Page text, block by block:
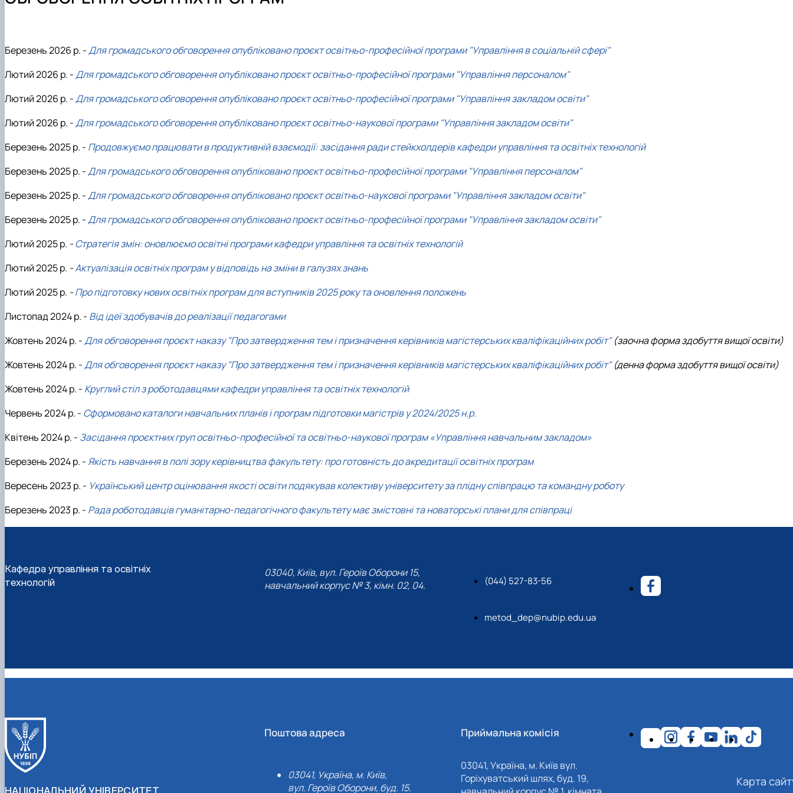
D3 «Менеджмент» ОПП «Управління закладом освіти» - магістратура
Як стати студентом?
Підготовка до ЄВІ
Правила прийому 2026
Управління закладом освіти (професійна)
Електронні навчальні курси
Аспіранти
Науковий гурток
Березень 2026 р. -Для громадського обговорення опубліковано проєкт освітньо-професійної програми "Управління в соціальній сфері"
Лютий 2026 р. -Для громадського обговорення опубліковано проєкт освітньо-професійної програми "Управління персоналом"
Лютий 2026 р. -Для громадського обговорення опубліковано проєкт освітньо-професійної програми "Управління закладом освіти"
Лютий 2026 р. -Для громадського обговорення опубліковано проєкт освітньо-наукової програми "Управління закладом освіти"
Березень 2025 р. - Продовжуємо працювати в продуктивній взаємодії: засідання ради стейкхолдерів кафедри управління та освітніх технологій
Березень 2025 р. -Для громадського обговорення опубліковано проєкт освітньо-професійної програми "Управління персоналом"
Березень 2025 р. -Для громадського обговорення опубліковано проєкт освітньо-наукової програми "Управління закладом освіти"
Березень 2025 р. -Для громадського обговорення опубліковано проєкт освітньо-професійної програми "Управління закладом освіти"
Лютий 2025 р. -Стратегія змін: оновлюємо освітні програми кафедри управління та освітніх технологій
Лютий 2025 р. -Актуалізація освітніх програм у відповідь на зміни в галузях знань
Лютий 2025 р. -Про підготовку нових освітніх програм для вступників 2025 року та оновлення положень
Листопад 2024 р. - Від ідеї здобувачів до реалізації педагогами
Жовтень 2024 р. -Для обговорення проєкт наказу "Про затвердження тем і призначення керівників магістерських кваліфікаційних робіт"(заочна форма здобуття вищої освіти)
Жовтень 2024 р. -Для обговорення проєкт наказу "Про затвердження тем і призначення керівників магістерських кваліфікаційних робіт"(денна форма здобуття вищої освіти)
Жовтень 2024 р. - Круглий стіл з роботодавцями кафедри управління та освітніх технологій
Червень 2024 р. - Сформовано каталоги навчальних планів і програм підготовки магістрів у 2024/2025 н.р.
Квітень 2024 р. - Засідання проєктних груп освітньо-професійної та освітньо-наукової програм «Управління навчальним закладом»
Березень 2024 р. - Якість навчання в полі зору керівництва факультету: про готовність до акредитації освітніх програм
Вересень 2023 р. - Український центр оцінювання якості освіти подякував колективу університету за плідну співпрацю та командну роботу
Березень 2023 р. - Рада роботодавців гуманітарно-педагогічного факультету має змістовні та новаторські плани для співпраці
Кафедра управління та освітніх
технологій
03040, Київ, вул. Героїв Оборони 15,
навчальний корпус № 3, кімн. 02, 04.
(044) 527-83-56
metod_dep@nubip.edu.ua
НАЦІОНАЛЬНИЙ УНІВЕРСИТЕТ
Поштова адреса
03041, Україна, м. Київ,
вул. Героїв Оборони, буд. 15.
Приймальна комісія
03041, Україна, м. Київ вул.
Горіхуватський шлях, буд. 19,
Карта